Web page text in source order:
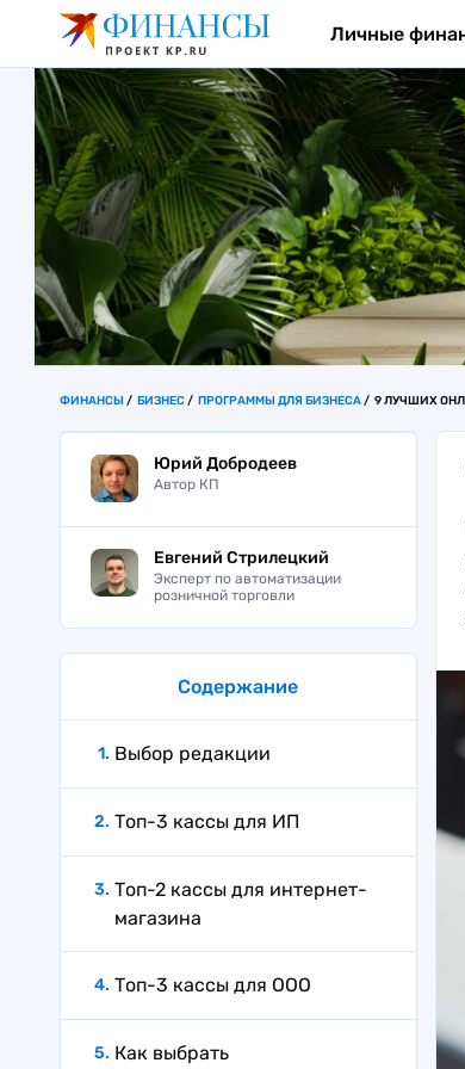
Личные
ФИНАНСЫ БИЗНЕС ПРОГРАММЫ ДЛЯ БИЗНЕСА 9 ЛУЧШИХ
Юрий Добродеев
Автор КП
Евгений Стрилецкий
Эксперт по автоматизации
розничной торговли
Содержание
Выбор редакции
Топ-3 кассы для ИП
Топ-2 кассы для интернет-
магазина
Топ-3 кассы для ООО
Как выбрать